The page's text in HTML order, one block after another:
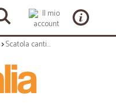
Scatola cantinetta 2 bottiglie wood mm.340x185x90